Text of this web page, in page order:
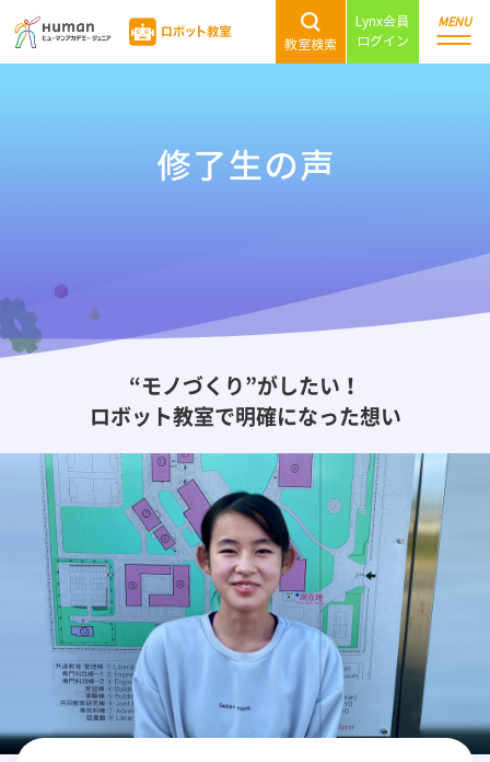
教室検索
Lynx会員
ログイン
MENU
“モノづくり”がしたい！
ロボット教室で明確になった想い